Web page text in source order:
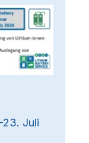
23. Juli